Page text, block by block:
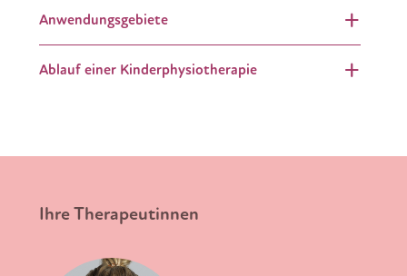
Anwendungsgebiete
Ablauf einer Kinderphysiotherapie
Ihre Therapeutinnen